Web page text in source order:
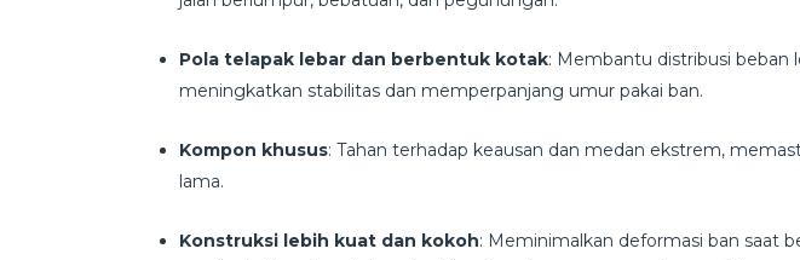
Pola telapak lebar dan berbentuk kotak: Membantu distribusi beban
meningkatkan stabilitas dan memperpanjang umur pakai ban.
Kompon khusus: Tahan terhadap keausan dan medan ekstrem,
lama.
Konstruksi lebih kuat dan kokoh: Meminimalkan deformasi ban saat